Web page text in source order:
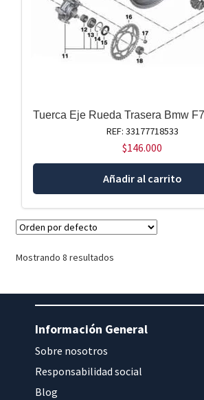
Tuerca Eje Rueda Trasera Bmw
REF: 33177718533
$146.000
Añadir al carrito
Mostrando 8 resultados
Información General
Sobre nosotros
Responsabilidad social
Blog